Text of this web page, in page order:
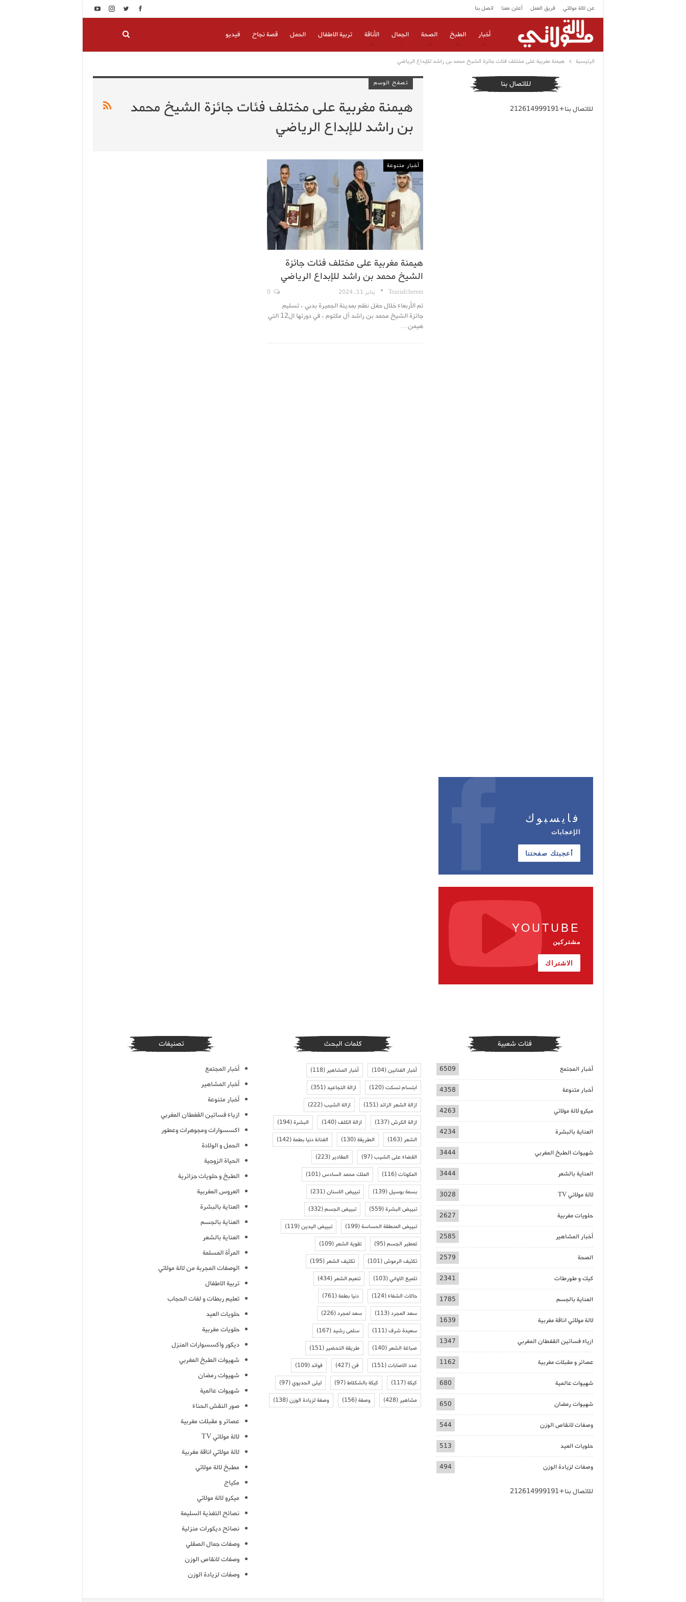
عن لالة مولاتي فريق العمل أعلن معنا اتصل بنا
أخبار الطبخ الصحة الجمال الأناقة تربية الاطفال الحمل قصة نجاح فيديو
الرئيسية هيمنة مغربية على مختلف فئات جائزة الشيخ محمد بن راشد للإبداع الرياضي
تصفح الوسم
هيمنة مغربية على مختلف فئات جائزة الشيخ محمد
بن راشد للإبداع الرياضي
أخبار متنوعة
هيمنة مغربية على مختلف فئات جائزة
الشيخ محمد بن راشد للإبداع الرياضي
TouriaIcherem يناير 11, 2024
تم الأربعاء خلال حفل نظم بمدينة الجميرة بدبي ، تسليم
جائزة الشيخ محمد بن راشد آل مكتوم ، في دورتها ال12 التي
هيمن…
للاتصال بنا
للاتصال بنا+212614999191
فايسبوك
الإعجابات
أعجبتك صفحتنا
YOUTUBE
مشتركين
الاشتراك
فئات شعبية
أخبار المجتمع 6509
أخبار متنوعة 4358
ميكرو لالة مولاتي 4263
العناية بالبشرة 4234
شهيوات الطبخ المغربي 3444
العناية بالشعر 3444
لالة مولاتي TV 3028
حلويات مغربية 2627
أخبار المشاهير 2585
الصحة 2579
كيك و طورطات 2341
العناية بالجسم 1785
لالة مولاتي اناقة مغربية 1639
ازياء فساتين القفطان المغربي 1347
عصائر و مقبلات مغربية 1162
شهيوات عالمية 680
شهيوات رمضان 650
وصفات لانقاص الوزن 544
حلويات العيد 513
وصفات لزيادة الوزن 494
للاتصال بنا+212614999191
كلمات البحث
أخبار الفنانين(104) أخبار المشاهير(118)
ابتسام تسكت(120) ازالة التجاعيد(351)
ازالة الشعر الزائد(151) ازالة الشيب(222)
ازالة الكرش(137) ازالة الكلف(140) البشرة(194)
الشعر(163) الطريقة(130) الفنانة دنيا بطمة(142)
القضاء على الشيب(97) المقادير(223)
المكونات(116) الملك محمد السادس(101)
بسمة بوسيل(139) تبييض الاسنان(231)
تبييض البشرة(559) تبييض الجسم(332)
تبييض المنطقة الحساسة(199) تبييض اليدين(119)
تعطير الجسم(95) تقوية الشعر(109)
تكثيف الرموش(101) تكثيف الشعر(195)
تلميع الاواني(103) تنعيم الشعر(434)
حالات الشفاء(124) دنيا بطمة(761)
سعد المجرد(113) سعد لمجرد(226)
سعيدة شرف(111) سلمى رشيد(167)
صباغة الشعر(140) طريقة التحضير(151)
عدد الاصابات(151) فن(427) فوائد(109)
كيكة(117) كيكة بالشكلاط(97) ليلى الحديوي(97)
مشاهير(428) وصفة(156) وصفة لزيادة الوزن(138)
تصنيفات
أخبار المجتمع
أخبار المشاهير
أخبار متنوعة
ازياء فساتين القفطان المغربي
اكسسوارات ومجوهرات وعطور
الحمل و الولادة
الحياة الزوجية
الطبخ و حلويات جزائرية
العروس المغربية
العناية بالبشرة
العناية بالجسم
العناية بالشعر
المرأة المسلمة
الوصفات المجربة من لالة مولاتي
تربية الاطفال
تعليم ربطات و لفات الحجاب
حلويات العيد
حلويات مغربية
ديكور واكسسوارات المنزل
شهيوات الطبخ المغربي
شهيوات رمضان
شهيوات عالمية
صور النقش الحناء
عصائر و مقبلات مغربية
لالة مولاتي TV
لالة مولاتي اناقة مغربية
مطبخ لالة مولاتي
مكياج
ميكرو لالة مولاتي
نصائح التغذية السليمة
نصائح ديكورات منزلية
وصفات جمال الصقلي
وصفات لانقاص الوزن
وصفات لزيادة الوزن